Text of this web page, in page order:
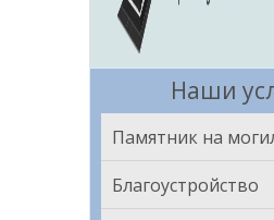
Наши
Памятник на
Благоустройство